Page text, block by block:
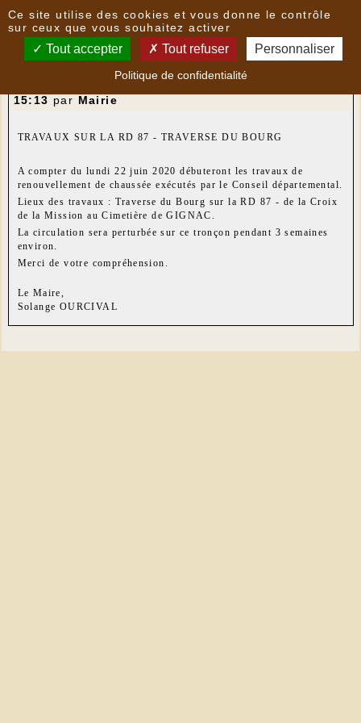
Nouvelles
INFORMATION A LA POPULATION : TRAVAUX SUR
15:13 par Mairie
TRAVAUX SUR LA RD 87 - TRAVERSE DU BOURG
A compter du lundi 22 juin 2020 débuteront les travaux de
renouvellement de chaussée exécutés par le Conseil départemental.
Lieux des travaux : Traverse du Bourg sur la RD 87 - de la Croix
de la Mission au Cimetière de GIGNAC.
La circulation sera perturbée sur ce tronçon pendant 3 semaines
environ.
Merci de votre compréhension.
Le Maire,
Solange OURCIVAL
Ce site utilise des cookies et vous donne le contrôle
sur ceux que vous souhaitez activer
Tout accepter Tout refuser Personnaliser
Politique de confidentialité